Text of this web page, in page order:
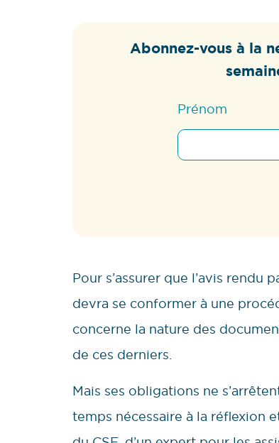
Abonnez-vous à la
Prénom
Pour s’assurer que l’avis rendu
devra se conformer à une
concerne la nature des
de ces derniers.
Mais ses obligations ne
temps nécessaire à la réflexion